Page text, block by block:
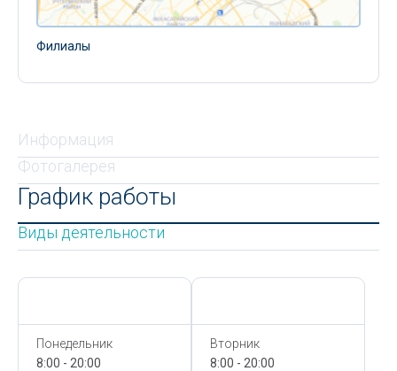
Филиалы
Информация
Фотогалерея
График работы
Виды деятельности
Понедельник
8:00 - 20:00
Вторник
8:00 - 20:00